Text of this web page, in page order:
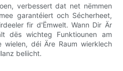
verbessert dat net nëmmen
garantéiert och Sécherheet,
fir d'Ëmwelt. Wann Dir Är
dës wichteg Funktiounen am
déi Äre Raum wierklech
beliicht.